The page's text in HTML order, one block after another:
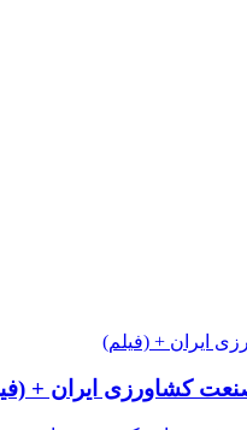
کشاورزی ایران +